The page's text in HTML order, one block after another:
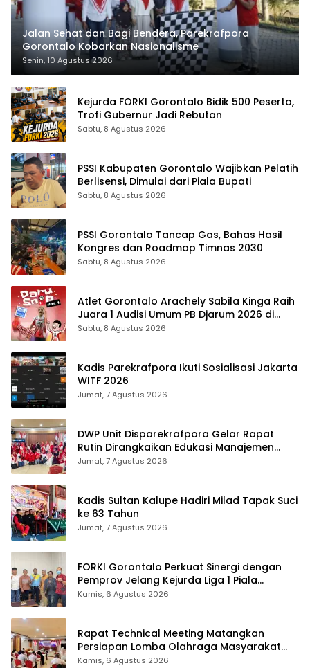
Jalan Sehat dan Bagi Bendera, Parekrafpora
Gorontalo Kobarkan Nasionalisme
Senin, 10 Agustus 2026
Kejurda FORKI Gorontalo Bidik 500 Peserta,
Trofi Gubernur Jadi Rebutan
Sabtu, 8 Agustus 2026
PSSI Kabupaten Gorontalo Wajibkan Pelatih
Berlisensi, Dimulai dari Piala Bupati
Sabtu, 8 Agustus 2026
PSSI Gorontalo Tancap Gas, Bahas Hasil
Kongres dan Roadmap Timnas 2030
Sabtu, 8 Agustus 2026
Atlet Gorontalo Arachely Sabila Kinga Raih
Juara 1 Audisi Umum PB Djarum 2026 di
Makassar
Sabtu, 8 Agustus 2026
Kadis Parekrafpora Ikuti Sosialisasi Jakarta
WITF 2026
Jumat, 7 Agustus 2026
DWP Unit Disparekrafpora Gelar Rapat
Rutin Dirangkaikan Edukasi Manajemen
Stres
Jumat, 7 Agustus 2026
Kadis Sultan Kalupe Hadiri Milad Tapak Suci
ke 63 Tahun
Jumat, 7 Agustus 2026
FORKI Gorontalo Perkuat Sinergi dengan
Pemprov Jelang Kejurda Liga 1 Piala
Gubernur 2026
Kamis, 6 Agustus 2026
Rapat Technical Meeting Matangkan
Persiapan Lomba Olahraga Masyarakat
Tingkat Provinsi Gorontalo
Kamis, 6 Agustus 2026